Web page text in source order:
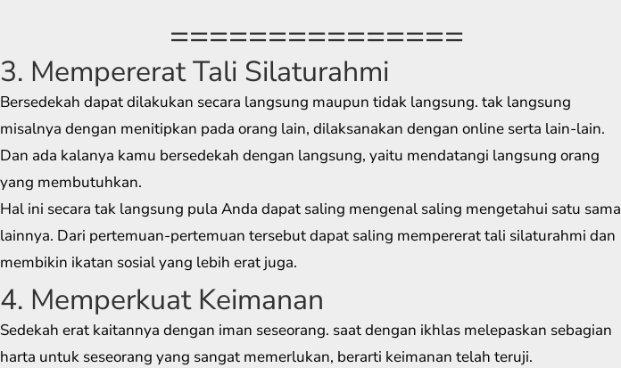
===============
3. Mempererat Tali Silaturahmi
Bersedekah dapat dilakukan secara langsung maupun tidak langsung. tak langsung
misalnya dengan menitipkan pada orang lain, dilaksanakan dengan online serta lain-lain.
Dan ada kalanya kamu bersedekah dengan langsung, yaitu mendatangi langsung orang
yang membutuhkan.
Hal ini secara tak langsung pula Anda dapat saling mengenal saling mengetahui satu sama
lainnya. Dari pertemuan-pertemuan tersebut dapat saling mempererat tali silaturahmi dan
membikin ikatan sosial yang lebih erat juga.
4. Memperkuat Keimanan
Sedekah erat kaitannya dengan iman seseorang. saat dengan ikhlas melepaskan sebagian
harta untuk seseorang yang sangat memerlukan, berarti keimanan telah teruji.